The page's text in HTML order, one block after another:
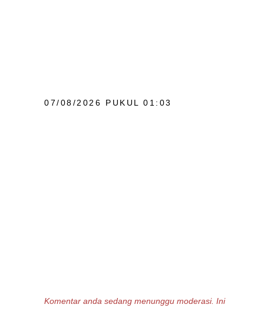
07/08/2026 PUKUL 01:03
Komentar anda sedang menunggu moderasi. Ini